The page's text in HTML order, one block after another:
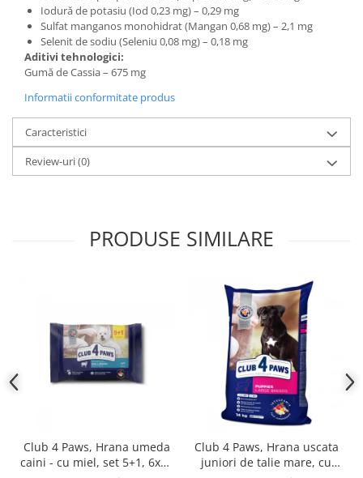
Iodură de potasiu (Iod 0,23 mg) – 0,29 mg
Sulfat manganos monohidrat (Mangan 0,68 mg) – 2,1 mg
Selenit de sodiu (Seleniu 0,08 mg) – 0,18 mg
Aditivi tehnologici:
Gumă de Cassia – 675 mg
Informatii conformitate produs
Caracteristici
Review-uri(0)
PRODUSE SIMILARE
Club 4 Paws, Hrana umeda
caini - cu miel, set 5+1, 6x80
Club 4 Paws, Hrana uscata
juniori de talie mare, cu